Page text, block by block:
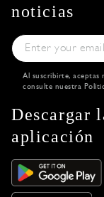
noticias
Al suscribirte, aceptas
consulte nuestra
Descargar
aplicación